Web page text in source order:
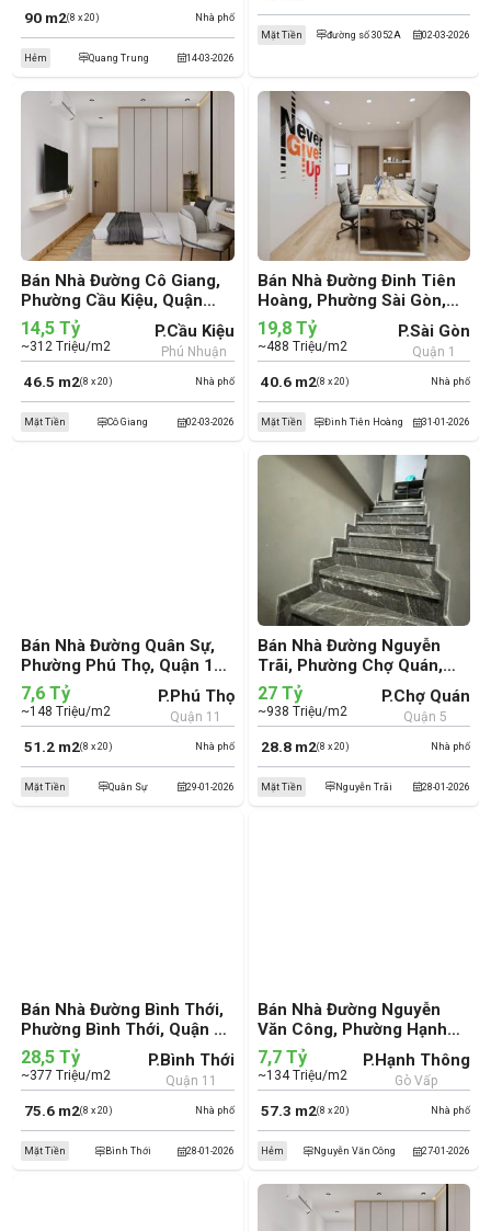
Nhà phố
90 m2(8 x 20)
14-03-2026
Hẻm Quang Trung
02-03-2026
Mặt Tiền đường số 3052A
Bán Nhà Đường Cô Giang,
Phường Cầu Kiệu, Quận
Phú Nhuận (cũ)
Nhà phố
46.5 m2(8 x 20)
14,5 Tỷ
~312 Triệu/m2
P.Cầu Kiệu
Phú Nhuận
02-03-2026
Mặt Tiền Cô Giang
Bán Nhà Đường Đinh Tiên
Hoàng, Phường Sài Gòn,
Quận 1 (cũ)
Nhà phố
40.6 m2(8 x 20)
19,8 Tỷ
~488 Triệu/m2
P.Sài Gòn
Quận 1
31-01-2026
Mặt Tiền Đinh Tiên Hoàng
Bán Nhà Đường Quân Sự,
Phường Phú Thọ, Quận 11
(cũ)
Nhà phố
51.2 m2(8 x 20)
7,6 Tỷ
~148 Triệu/m2
P.Phú Thọ
Quận 11
29-01-2026
Mặt Tiền Quân Sự
Bán Nhà Đường Nguyễn
Trãi, Phường Chợ Quán,
Quận 5 (cũ)
Nhà phố
28.8 m2(8 x 20)
27 Tỷ
~938 Triệu/m2
P.Chợ Quán
Quận 5
28-01-2026
Mặt Tiền Nguyễn Trãi
Bán Nhà Đường Bình Thới,
Phường Bình Thới, Quận 11
(cũ)
Nhà phố
75.6 m2(8 x 20)
28,5 Tỷ
~377 Triệu/m2
P.Bình Thới
Quận 11
28-01-2026
Mặt Tiền Bình Thới
Bán Nhà Đường Nguyễn
Văn Công, Phường Hạnh
Thông, Quận Gò Vấp (cũ)
Nhà phố
57.3 m2(8 x 20)
7,7 Tỷ
~134 Triệu/m2
P.Hạnh Thông
Gò Vấp
27-01-2026
Hẻm Nguyễn Văn Công